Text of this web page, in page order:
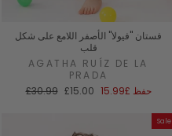
فستان "فيولا" الأصفر اللامع على شكل
قلب
AGATHA RUÍZ DE LA
PRADA
السعر
£30.99 سعر
£15.00 حفظ £15.99
Sale